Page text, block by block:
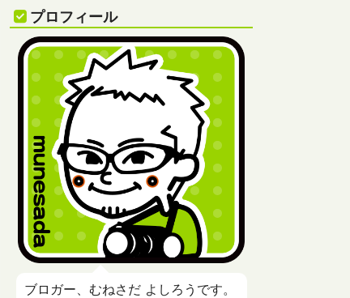
プロフィール
ブロガー、むねさだ よしろうです。